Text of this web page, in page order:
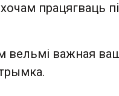
працягваць
вельмі важная